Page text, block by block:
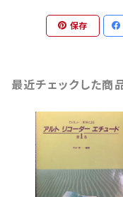
保存
最近チェックした商